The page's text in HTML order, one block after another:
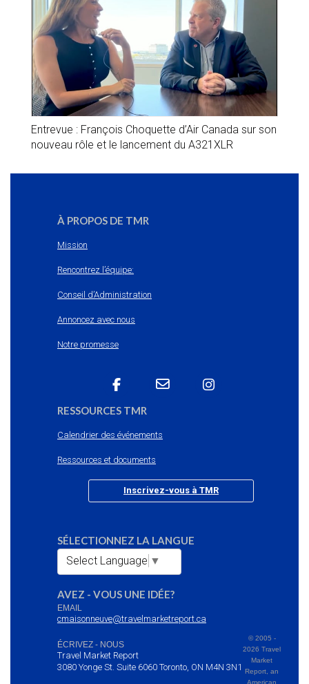
Entrevue : François Choquette d’Air Canada sur son
nouveau rôle et le lancement du A321XLR
À PROPOS DE TMR
Mission
Rencontrez l’équipe:
Conseil d’Administration
Annoncez avec nous
Notre promesse
RESSOURCES TMR
Calendrier des événements
Ressources et documents
Inscrivez-vous à TMR
SÉLECTIONNEZ LA LANGUE
Select Language ▼
AVEZ - VOUS UNE IDÉE?
EMAIL
cmaisonneuve@travelmarketreport.ca
ÉCRIVEZ - NOUS
Travel Market Report
3080 Yonge St. Suite 6060 Toronto, ON M4N 3N1
© 2005 -
2026 Travel
Market
Report, an
American